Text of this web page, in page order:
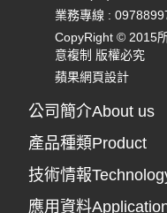
業務專線 :
CopyRight © 2015
意複制 版權必究
蘋果網頁設計
公司簡介About us
產品種類Product
技術情報
應用資料